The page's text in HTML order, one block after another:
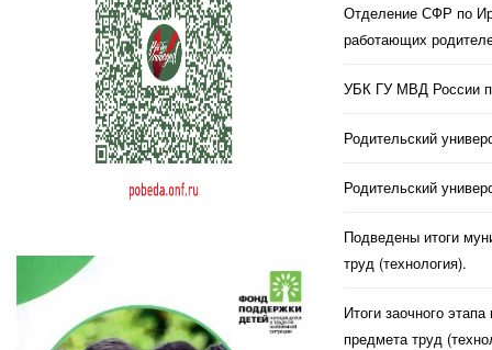
Отделение СФР по
работающих
УБК ГУ МВД России
Родительский
Родительский
Подведены итоги
труд (технология).
Итоги заочного
предмета труд